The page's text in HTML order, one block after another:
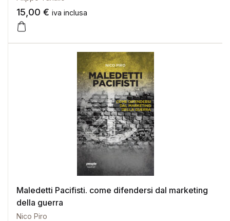
15,00 € iva inclusa
Maledetti Pacifisti. come difendersi dal marketing
della guerra
Nico Piro